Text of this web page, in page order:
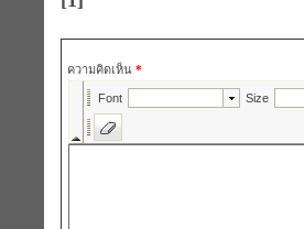
ความคิดเห็น *